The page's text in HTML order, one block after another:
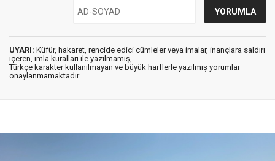
UYARI: Küfür, hakaret, rencide edici cümleler veya imalar, inançlara saldırı
içeren, imla kuralları ile yazılmamış,
Türkçe karakter kullanılmayan ve büyük harflerle yazılmış yorumlar
onaylanmamaktadır.